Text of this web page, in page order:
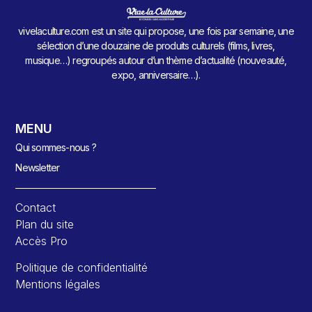
vivelaculture.com est un site qui propose, une fois par semaine, une
sélection d’une douzaine de produits culturels (films, livres,
musique…) regroupés autour d’un thème d’actualité (nouveauté,
expo, anniversaire…).
MENU
Qui sommes-nous ?
Newsletter
Contact
Plan du site
Accès Pro
Politique de confidentialité
Mentions légales